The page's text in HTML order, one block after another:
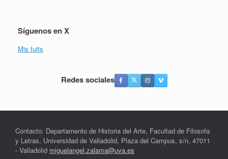
Síguenos en X
Mis tuits
Redes sociales
Contacto: Departamento de Historia del Arte, Facultad de Filosofa
y Letras, Universidad de Valladolid, Plaza del Campus, s/n, 47011
- Valladolid miguelangel.zalama@uva.es